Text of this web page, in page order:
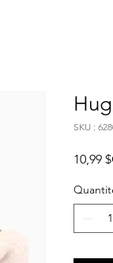
SKU :
10,99